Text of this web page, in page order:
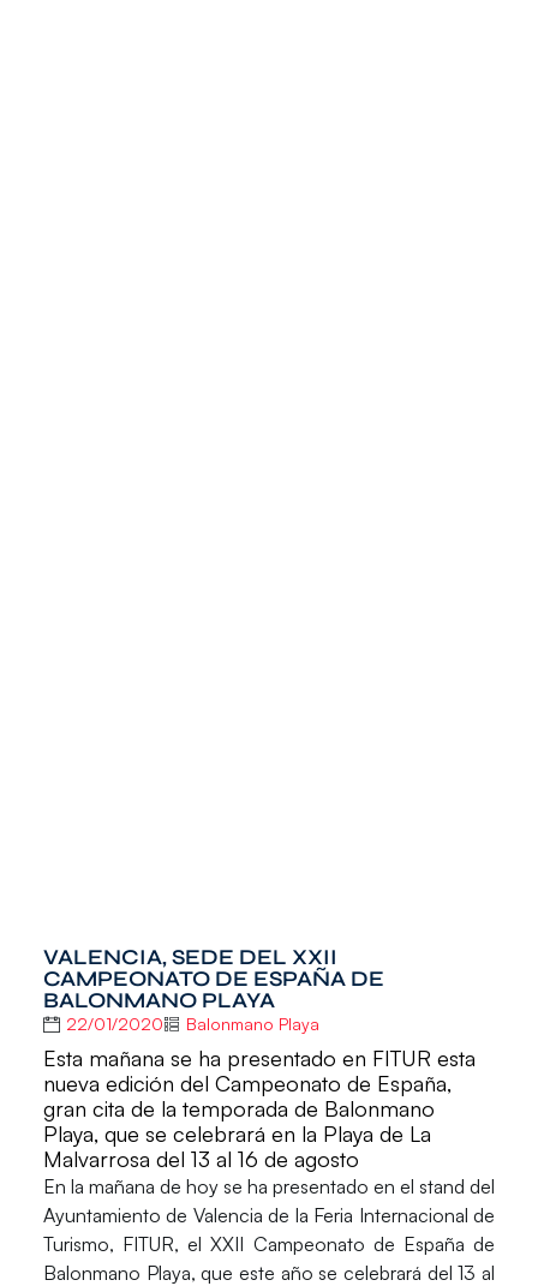
VALENCIA, SEDE DEL XXII
CAMPEONATO DE ESPAÑA DE
BALONMANO PLAYA
22/01/2020 Balonmano Playa
Esta mañana se ha presentado en FITUR esta
nueva edición del Campeonato de España,
gran cita de la temporada de Balonmano
Playa, que se celebrará en la Playa de La
Malvarrosa del 13 al 16 de agosto
En la mañana de hoy se ha presentado en el stand del
Ayuntamiento de Valencia de la Feria Internacional de
Turismo, FITUR, elXXII Campeonato de España de
Balonmano Playa, que este año se celebrará del 13 al